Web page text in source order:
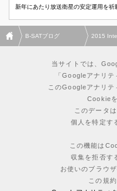
新年にあたり放送衛星の安定運用を祈
B-SATブログ 2015
当サイトでは、
「Googleアナリテ
このGoogleアナリテ
Cookie
このデータ
個人を特定す
この機能は
収集を拒否す
お使いのブラウ
この規